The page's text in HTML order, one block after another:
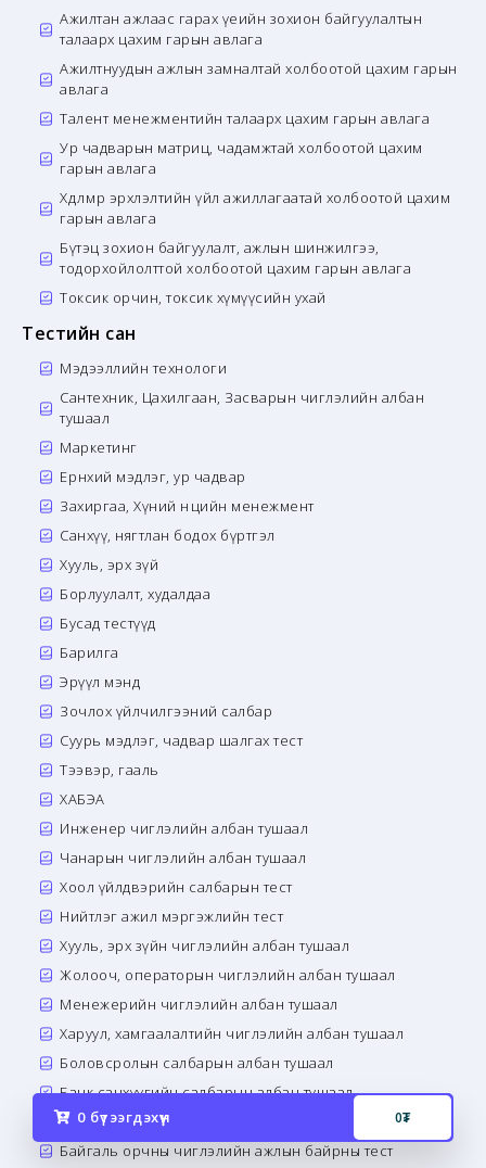
Ажилтан ажлаас гарах үеийн зохион байгуулалтын
талаарх цахим гарын авлага
Ажилтнуудын ажлын замналтай холбоотой цахим гарын
авлага
Талент менежментийн талаарх цахим гарын авлага
Ур чадварын матриц, чадамжтай холбоотой цахим
гарын авлага
Хөдөлмөр эрхлэлтийн үйл ажиллагаатай холбоотой цахим
гарын авлага
Бүтэц зохион байгуулалт, ажлын шинжилгээ,
тодорхойлолттой холбоотой цахим гарын авлага
Токсик орчин, токсик хүмүүсийн ухай
Тестийн сан
Мэдээллийн технологи
Сантехник, Цахилгаан, Засварын чиглэлийн албан
тушаал
Маркетинг
Ерөнхий мэдлэг, ур чадвар
Захиргаа, Хүний нөөцийн менежмент
Санхүү, нягтлан бодох бүртгэл
Хууль, эрх зүй
Борлуулалт, худалдаа
Бусад тестүүд
Барилга
Эрүүл мэнд
Зочлох үйлчилгээний салбар
Суурь мэдлэг, чадвар шалгах тест
Тээвэр, гааль
ХАБЭА
Инженер чиглэлийн албан тушаал
Чанарын чиглэлийн албан тушаал
Хоол үйлдвэрийн салбарын тест
Нийтлэг ажил мэргэжлийн тест
Хууль, эрх зүйн чиглэлийн албан тушаал
Жолооч, операторын чиглэлийн албан тушаал
Менежерийн чиглэлийн албан тушаал
Харуул, хамгаалалтийн чиглэлийн албан тушаал
Боловсролын салбарын албан тушаал
Банк санхүүгийн салбарын албан тушаал
Сэтгэл зүй, сэтгэн бодох чадварын тест
Байгаль орчны чиглэлийн ажлын байрны тест
0 бүтээгдэхүүн 0₮